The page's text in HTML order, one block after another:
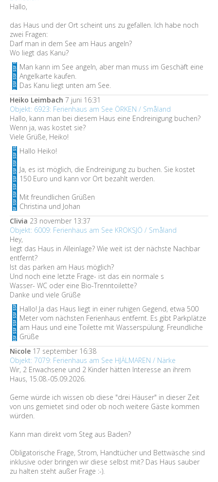
Hallo,
das Haus und der Ort scheint uns zu gefallen. Ich habe noch
zwei Fragen:
Darf man in dem See am Haus angeln?
Wo liegt das Kanu?
Man kann im See angeln, aber man muss im Geschäft eine
Angelkarte kaufen.
Das Kanu liegt unten am See.
Heiko Leimbach 7 juni 16:31
Objekt: 6923: Ferienhaus am See ÖRKEN / Småland
Hallo, kann man bei diesem Haus eine Endreinigung buchen?
Wenn ja, was kostet sie?
Viele Grüße, Heiko!
Hallo Heiko!
Ja, es ist möglich, die Endreinigung zu buchen. Sie kostet
150 Euro und kann vor Ort bezahlt werden.
Mit freundlichen Grüßen
Christina und Johan
Clivia 23 november 13:37
Objekt: 6009: Ferienhaus am See KROKSJÖ / Småland
Hey,
liegt das Haus in Alleinlage? Wie weit ist der nächste Nachbar
entfernt?
Ist das parken am Haus möglich?
Und noch eine letzte Frage- ist das ein normale s
Wasser- WC oder eine Bio-Trenntoilette?
Danke und viele Grüße
Hallo! Ja das Haus liegt in einer ruhigen Gegend, etwa 500
Meter vom nächsten Ferienhaus entfernt. Es gibt Parkplätze
am Haus und eine Toilette mit Wasserspülung. Freundliche
Grüße
Nicole 17 september 16:38
Objekt: 7079: Ferienhaus am See HJÄLMAREN / Närke
Wir, 2 Erwachsene und 2 Kinder hätten Interesse an ihrem
Haus, 15.08.-05.09.2026.
Gerne würde ich wissen ob diese "drei Häuser" in dieser Zeit
von uns gemietet sind oder ob noch weitere Gäste kommen
würden.
Kann man direkt vom Steg aus Baden?
Obligatorische Frage, Strom, Handtücher und Bettwäsche sind
inklusive oder bringen wir diese selbst mit? Das Haus sauber
zu halten steht außer Frage :-).